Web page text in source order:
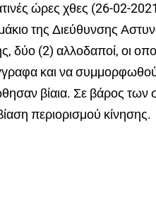
ώρες χθες (26-02-
της Διεύθυνσης
δύο (2) αλλοδαποί, οι
και να
βίαια. Σε βάρος
περιορισμού κίνησης.